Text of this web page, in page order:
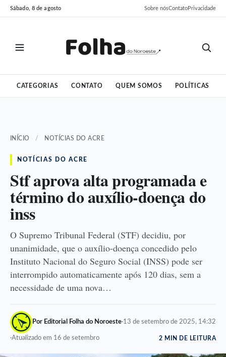
Pular
para
Pular
para
Sábado, 8 de agosto Sobre nósContatoPrivacidade
CATEGORIAS CONTATO QUEM SOMOS POLÍTICAS
INÍCIO / NOTÍCIAS DO ACRE
NOTÍCIAS DO ACRE
Stf aprova alta programada e
término do auxílio-doença do
inss
O Supremo Tribunal Federal (STF) decidiu, por
unanimidade, que o auxílio-doença concedido pelo
Instituto Nacional do Seguro Social (INSS) pode ser
interrompido automaticamente após 120 dias, sem a
necessidade de uma nova…
Por Editorial Folha do Noroeste·13 de setembro de 2025, 14:32
·Atualizado em 16 de setembro 2 MIN DE LEITURA